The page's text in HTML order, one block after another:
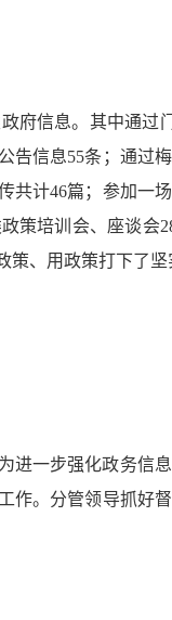
府信息。其中通
信息55条；通过
计46篇；参加一
策培训会、座谈
、用政策打下了坚
一步强化政务信
。分管领导抓好